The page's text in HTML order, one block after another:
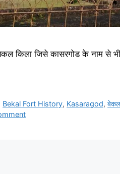
किला जिसे कासरगोड के नाम से
Bekal Fort History, Kasaragod,